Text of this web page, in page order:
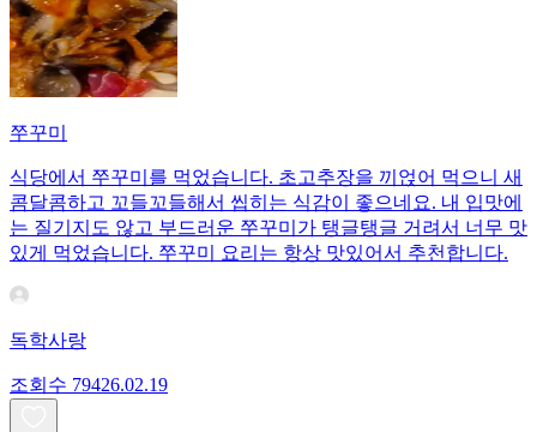
쭈꾸미
식당에서 쭈꾸미를 먹었습니다. 초고추장을 끼얹어 먹으니 새
콤달콤하고 꼬들꼬들해서 씹히는 식감이 좋으네요. 내 입맛에
는 질기지도 않고 부드러운 쭈꾸미가 탱글탱글 거려서 너무 맛
있게 먹었습니다. 쭈꾸미 요리는 항상 맛있어서 추천합니다.
독학사랑
조회수 79426.02.19